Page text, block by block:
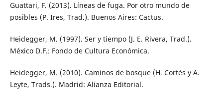
Guattari, F. (2013). Líneas de fuga. Por otro mundo de
posibles (P. Ires, Trad.). Buenos Aires: Cactus.
Heidegger, M. (1997). Ser y tiempo (J. E. Rivera, Trad.).
México D.F.: Fondo de Cultura Económica.
Heidegger, M. (2010). Caminos de bosque (H. Cortés y A.
Leyte, Trads.). Madrid: Alianza Editorial.